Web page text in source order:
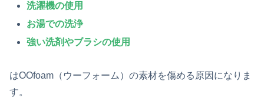
洗濯機の使用
お湯での洗浄
強い洗剤やブラシの使用
はOOfoam（ウーフォーム）の素材を傷める原因になりま
す。